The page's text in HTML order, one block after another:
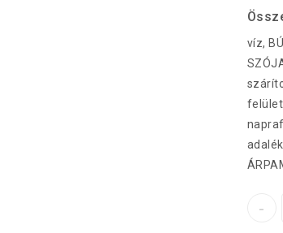
víz,